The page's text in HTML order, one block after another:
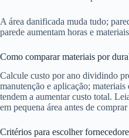
A área danificada muda tudo;
parede aumentam horas e
Como comparar materiais por
Calcule custo por ano dividindo
manutenção e aplicação;
tendem a aumentar custo total.
em pequena área antes de
Critérios para escolher